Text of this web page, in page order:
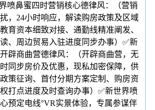
喷鼻蜜四时营销核心德律风：（营销
，24小时响应，解读购房政策及区域
育资本细致对接、通勤线精准阐发、
、周边贸易入驻进度同步办事）✅新
辟商曲营德律风：（开辟商曲营，无
同步房价及优惠，现私加密保障，供
策征询、首付分期方案定制、购房资
打点进度及时查询办事）✅新世界喷
预定电线°VR实景体验，专属参谋伴